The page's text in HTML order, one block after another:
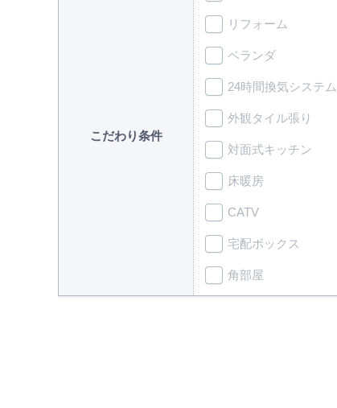
こだわり条件
リフォーム
ベランダ
24時間換気システム
外観タイル張り
対面式キッチン
床暖房
CATV
宅配ボックス
角部屋